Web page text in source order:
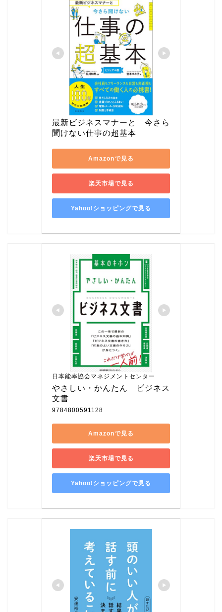
最新ビジネスマナーと　今さら
聞けない仕事の超基本
Amazonで見る
楽天市場で見る
Yahoo!ショッピングで見る
日本能率協会マネジメントセンター
やさしい・かんたん　ビジネス
文書
9784800591128
Amazonで見る
楽天市場で見る
Yahoo!ショッピングで見る